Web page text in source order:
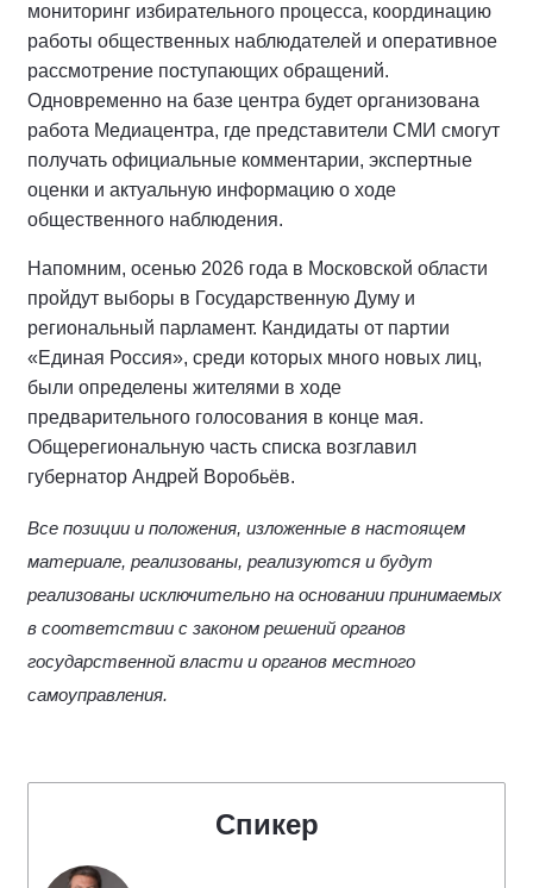
мониторинг избирательного процесса, координацию
работы общественных наблюдателей и оперативное
рассмотрение поступающих обращений.
Одновременно на базе центра будет организована
работа Медиацентра, где представители СМИ смогут
получать официальные комментарии, экспертные
оценки и актуальную информацию о ходе
общественного наблюдения.
Напомним, осенью 2026 года в Московской области
пройдут выборы в Государственную Думу и
региональный парламент. Кандидаты от партии
«Единая Россия», среди которых много новых лиц,
были определены жителями в ходе
предварительного голосования в конце мая.
Общерегиональную часть списка возглавил
губернатор Андрей Воробьёв.
Все позиции и положения, изложенные в настоящем
материале, реализованы, реализуются и будут
реализованы исключительно на основании принимаемых
в соответствии с законом решений органов
государственной власти и органов местного
самоуправления.
Спикер